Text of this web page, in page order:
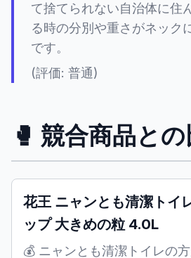
て捨てられない自治体に住
る時の分別や重さがネック
です。
(評価: 普通)
🥊 競合商品と
花王 ニャンとも清潔トイ
ップ 大きめの粒 4.0L
💰 ニャンとも清潔トイレの